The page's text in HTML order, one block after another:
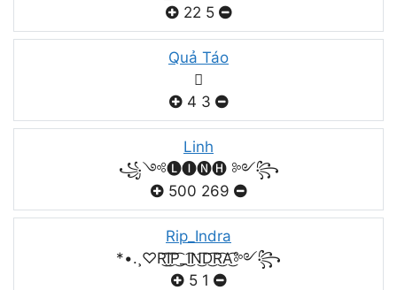
22 5
Quả Táo

4 3
Linh
꧁༺🅛🅘🅝🅗 ༻꧂
500 269
Rip_Indra
*•.¸♡R͜͡I͜͡P͜͡_I͜͡N͜͡D͜͡R͜͡A͜͡༻꧂
5 1